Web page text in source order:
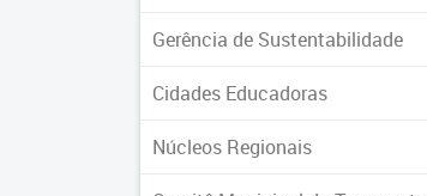
Gerência de Sustentabilidade
Cidades Educadoras
Núcleos Regionais